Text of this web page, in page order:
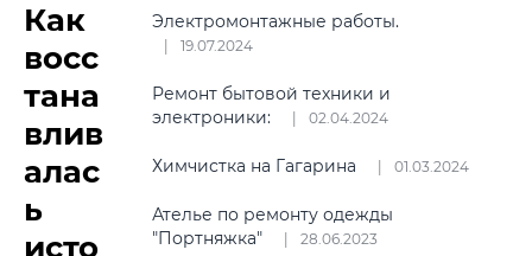
Как
восс
тана
влив
алас
ь
исто
Электромонтажные работы.
19.07.2024
Ремонт бытовой техники и
электроники:
02.04.2024
Химчистка на Гагарина 01.03.2024
Ателье по ремонту одежды
"Портняжка"
28.06.2023